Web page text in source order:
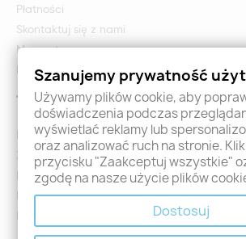
Płatności
Skontaktuj się z nami
Mapa strony
Formularz zwrotu i reklamacji
Twoje konto
Logowanie
Załóż konto - Rejestracja
Moje zamówienia
Promocje
Nowości
Szanujemy prywatność
Używamy plików cookie, aby
doświadczenia podczas
wyświetlać reklamy lub
oraz analizować ruch na stronie.
przycisku "Zaakceptuj wszystkie"
zgodę na nasze użycie plików
Dostosuj